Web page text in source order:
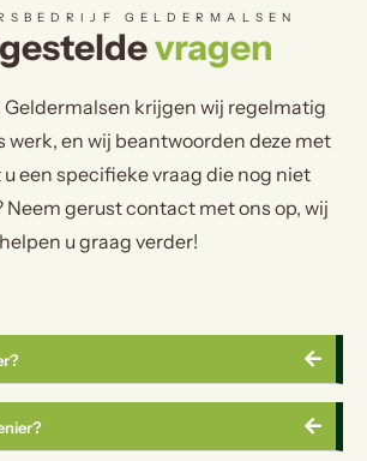
GELDERMALSEN
vragen
Geldermalsen krijgen wij regelmatig
werk, en wij beantwoorden deze met
u een specifieke vraag die nog niet
Neem gerust contact met ons op, wij
helpen u graag verder!